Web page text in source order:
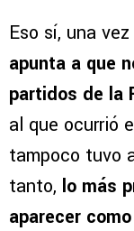
Eso sí, una
apunta a que
partidos de la
al que ocurrió
tampoco tuvo
tanto, lo más
aparecer